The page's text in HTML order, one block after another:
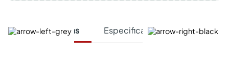
Características Especificaciones Técnicas